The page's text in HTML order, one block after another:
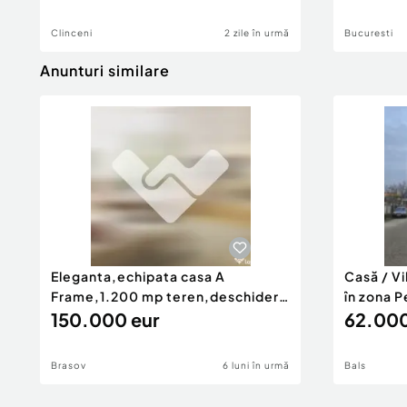
Id intern: EXP2486
Număr Băi:1
Nr. locuri parcare:2
Clinceni 2 zile în urmă Bucuresti
Anunturi similare
Eleganta,echipata casa A
Frame,1.200 mp teren,deschidere
Pia
150.000 eur
Brasov 6 luni în urmă
Casă /
în zona
Bals